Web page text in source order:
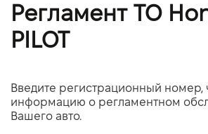
Регламент ТО
PILOT
Введите регистрационный номер,
информацию о регламентном
Вашего авто.
Акции %
Политика качества